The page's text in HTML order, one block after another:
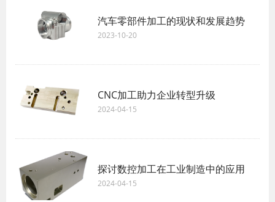
汽车零部件加工的现状和发展趋势
2023-10-20
CNC加工助力企业转型升级
2024-04-15
探讨数控加工在工业制造中的应用
2024-04-15